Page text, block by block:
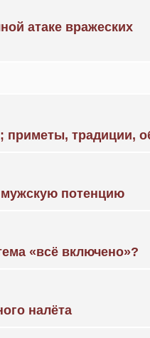
атаке вражеских
приметы, традиции,
потенцию
«всё включено»?
налёта